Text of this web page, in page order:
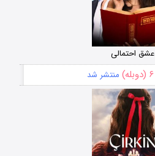
عشق احتمالی
۶ (دوبله) منتشر شد